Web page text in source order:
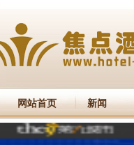
网站首页 新闻